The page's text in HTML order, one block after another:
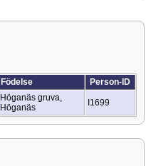
Födelse Person-ID
Höganäs gruva,
Höganäs
I1699